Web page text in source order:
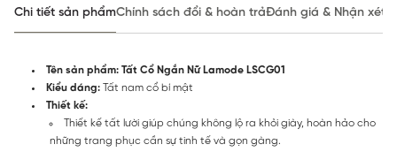
Chi tiết sản phẩmChính sách đổi & hoàn trảĐánh giá & Nhận xét
Tên sản phẩm: Tất Cổ Ngắn Nữ Lamode LSCG01
Kiểu dáng: Tất nam cổ bí mật
Thiết kế:
Thiết kế tất lười giúp chúng không lộ ra khỏi giày, hoàn hảo cho
những trang phục cần sự tinh tế và gọn gàng.